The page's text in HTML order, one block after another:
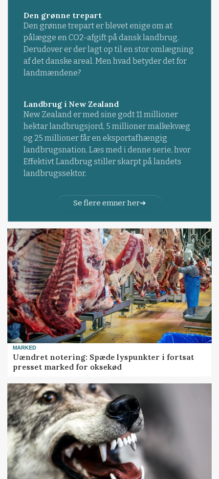
Den grønne trepart
Den grønne trepart er blevet enige om at
pålægge en CO2-afgift på dansk landbrug.
Derudover er der lagt op til en stor omlægning
af det danske areal. Men hvad betyder det for
landmændene?
Landbrug i New Zealand
New Zealand er med sine godt 11 millioner
hektar landbrugsjord, 5 millioner malkekvæg
og 25 millioner får en eksportafhængig
landbrugsnation. Læs med i denne serie, hvor
Effektivt Landbrug stiller skarpt på landets
landbrugssektor.
Se flere emner her
MARKED
Uændret notering: Spæde lyspunkter i fortsat
presset marked for oksekød